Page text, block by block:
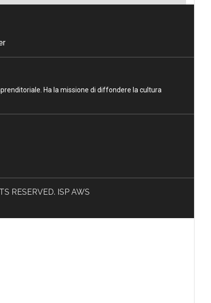
Ha la missione di diffondere la cultura
RESERVED. ISP AWS